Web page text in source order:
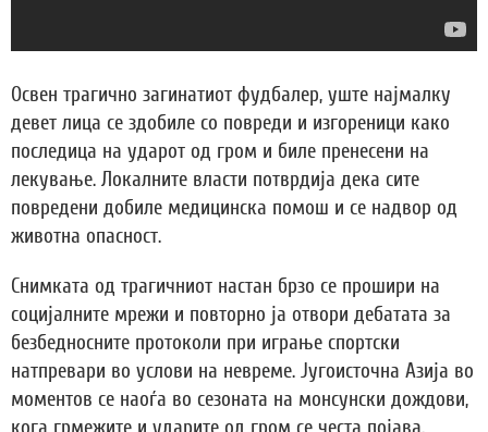
Освен трагично загинатиот фудбалер, уште најмалку
девет лица се здобиле со повреди и изгореници како
последица на ударот од гром и биле пренесени на
лекување. Локалните власти потврдија дека сите
повредени добиле медицинска помош и се надвор од
животна опасност.
Снимката од трагичниот настан брзо се прошири на
социјалните мрежи и повторно ја отвори дебатата за
безбедносните протоколи при играње спортски
натпревари во услови на невреме. Југоисточна Азија во
моментов се наоѓа во сезоната на монсунски дождови,